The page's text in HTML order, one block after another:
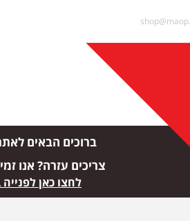
ברוכים הבאים
צריכים עזרה? אנו
לחצו כאן